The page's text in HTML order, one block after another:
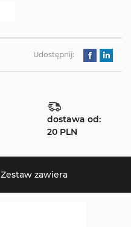
Udostępnij:
dostawa od:
20 PLN
Zestaw zawiera